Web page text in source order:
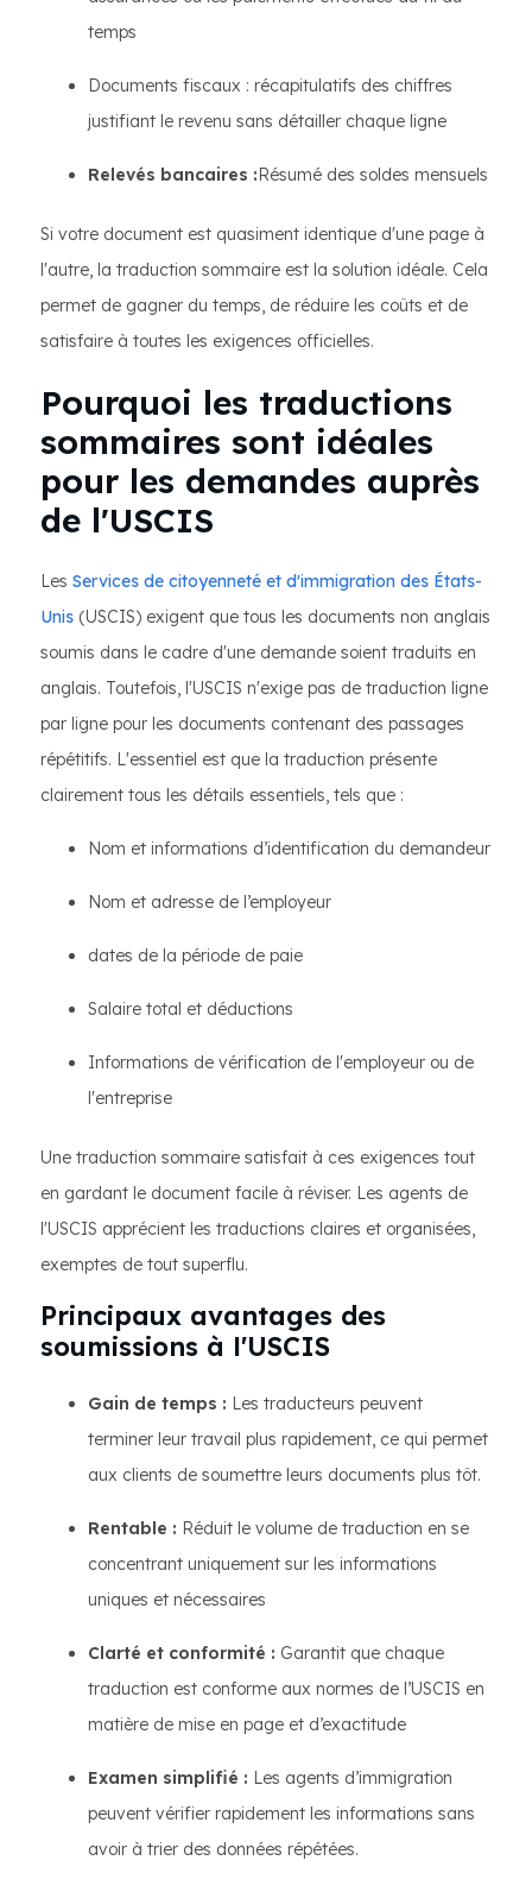
temps
Documents fiscaux : récapitulatifs des chiffres
justifiant le revenu sans détailler chaque ligne
Relevés bancaires :Résumé des soldes mensuels
Si votre document est quasiment identique d'une page à
l'autre, la traduction sommaire est la solution idéale. Cela
permet de gagner du temps, de réduire les coûts et de
satisfaire à toutes les exigences officielles.
Pourquoi les traductions
sommaires sont idéales
pour les demandes auprès
de l'USCIS
Les Services de citoyenneté et d'immigration des États-
Unis (USCIS) exigent que tous les documents non anglais
soumis dans le cadre d'une demande soient traduits en
anglais. Toutefois, l'USCIS n'exige pas de traduction ligne
par ligne pour les documents contenant des passages
répétitifs. L'essentiel est que la traduction présente
clairement tous les détails essentiels, tels que :
Nom et informations d’identification du demandeur
Nom et adresse de l’employeur
dates de la période de paie
Salaire total et déductions
Informations de vérification de l'employeur ou de
l'entreprise
Une traduction sommaire satisfait à ces exigences tout
en gardant le document facile à réviser. Les agents de
l'USCIS apprécient les traductions claires et organisées,
exemptes de tout superflu.
Principaux avantages des
soumissions à l'USCIS
Gain de temps : Les traducteurs peuvent
terminer leur travail plus rapidement, ce qui permet
aux clients de soumettre leurs documents plus tôt.
Rentable : Réduit le volume de traduction en se
concentrant uniquement sur les informations
uniques et nécessaires
Clarté et conformité : Garantit que chaque
traduction est conforme aux normes de l’USCIS en
matière de mise en page et d’exactitude
Examen simplifié : Les agents d’immigration
peuvent vérifier rapidement les informations sans
avoir à trier des données répétées.